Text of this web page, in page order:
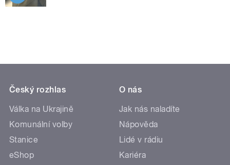
Český rozhlas
Válka na Ukrajině
Komunální volby
Stanice
eShop
O nás
Jak nás naladíte
Nápověda
Lidé v rádiu
Kariéra